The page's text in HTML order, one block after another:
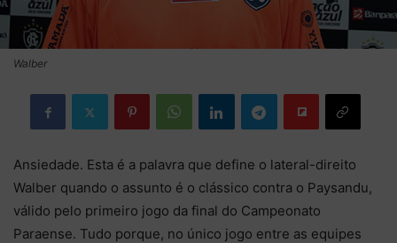
Walber
Ansiedade. Esta é a palavra que define o lateral-direito
Walber quando o assunto é o clássico contra o Paysandu,
válido pelo primeiro jogo da final do Campeonato
Paraense. Tudo porque, no único jogo entre as equipes